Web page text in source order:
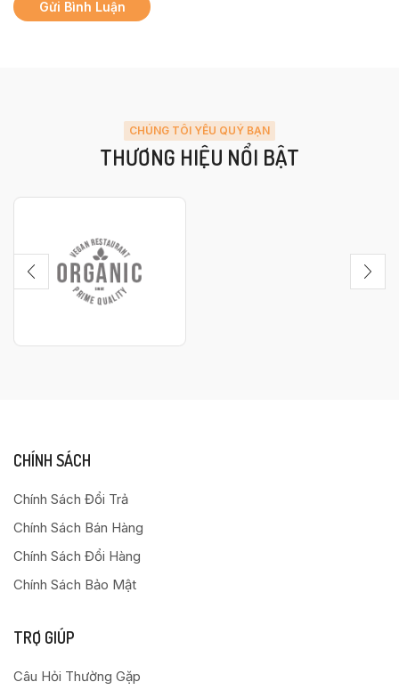
CHÚNG TÔI YÊU QUÝ BẠN
THƯƠNG HIỆU NỔI BẬT
CHÍNH SÁCH
Chính Sách Đổi Trả
Chính Sách Bán Hàng
Chính Sách Đổi Hàng
Chính Sách Bảo Mật
TRỢ GIÚP
Câu Hỏi Thường Gặp